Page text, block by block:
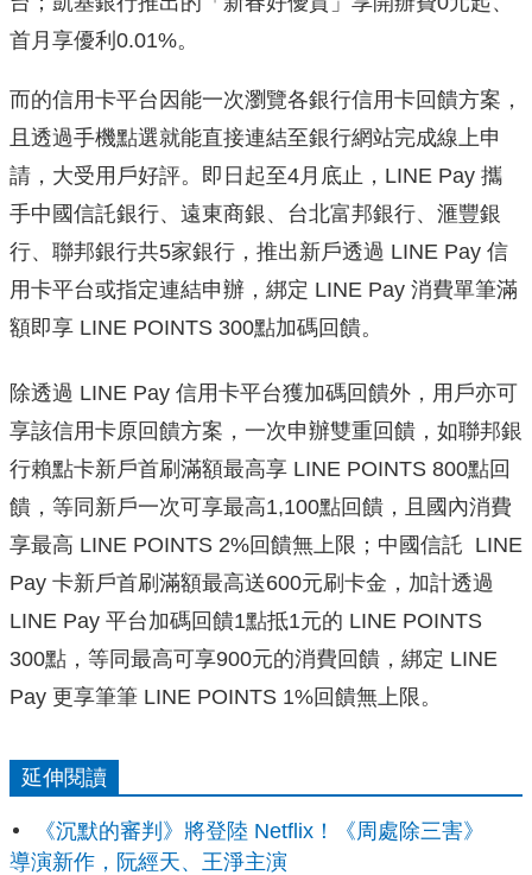
首月享優利0.01%。
而的信用卡平台因能一次瀏覽各銀行信用卡回饋方案，
且透過手機點選就能直接連結至銀行網站完成線上申
請，大受用戶好評。即日起至4月底止，LINE Pay 攜
手中國信託銀行、遠東商銀、台北富邦銀行、滙豐銀
行、 聯邦銀行共5家銀行，推出新戶透過 LINE Pay 信
用卡平台或指定連結申辦，綁定 LINE Pay 消費單筆滿
額即享 LINE POINTS 300點加碼回饋。
除透過 LINE Pay 信用卡平台獲加碼回饋外，用戶亦可
享該信用卡原回饋方案， 一次申辦雙重回饋，如聯邦銀
行賴點卡新戶首刷滿額最高享 LINE POINTS 800點回
饋，等同新戶一次可享最高1,100點回饋，
且國內消費
享最高 LINE POINTS 2%回饋無上限；︁中國信託 LINE
Pay 卡新戶首刷滿額最高送600元刷卡金，加計透過
LINE Pay 平台加碼回饋1點抵1元的 LINE POINTS
300點，等同最高可享900元的消費回饋，綁定 LINE
Pay 更享筆筆 LINE POINTS 1%回饋無上限。
延伸閱讀
《沉默的審判》將登陸 Netflix！《周處除三害》
導演新作，阮經天、王淨主演